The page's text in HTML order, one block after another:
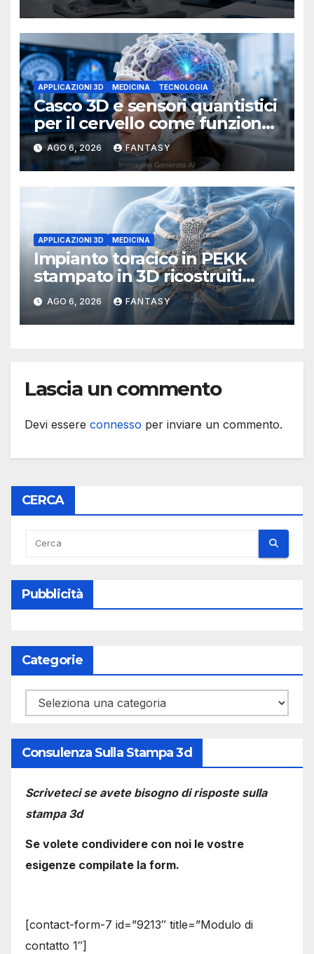
APPLICAZIONI 3D MEDICINA TECNOLOGIA
Casco 3D e sensori quantistici
per il cervello come funziona
l’OPM-MEG
AGO 6, 2026 FANTASY
APPLICAZIONI 3D MEDICINA
Impianto toracico in PEKK
stampato in 3D ricostruiti
sterno e costole dopo un
tumore raro
AGO 6, 2026 FANTASY
Lascia un commento
Devi essere connesso per inviare un commento.
CERCA
Pubblicità
Categorie
Categorie
Consulenza Sulla Stampa 3d
Scriveteci se avete bisogno di risposte sulla
stampa 3d
Se volete condividere con noi le vostre
esigenze compilate la form.
[contact-form-7 id=”9213″ title=”Modulo di
contatto 1″]